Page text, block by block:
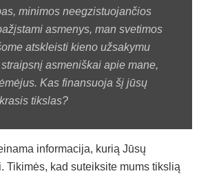
minimos neegzistuojančios
asmenys, man svetimos
atskleisti kieno užsakymu
asmeniškai apie mane,
Kas finansuoja šį jūsų
tikslas?
informacija, kurią Jūsų
Tikimės, kad suteiksite mums tikslią